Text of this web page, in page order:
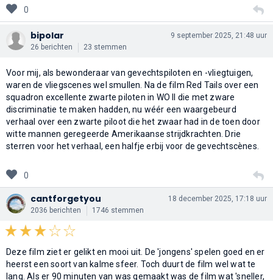
0
bipolar
26 berichten 23 stemmen
9 september 2025, 21:48 uur
Voor mij, als bewonderaar van gevechtspiloten en -vliegtuigen,
waren de vliegscenes wel smullen. Na de film Red Tails over een
squadron excellente zwarte piloten in WO ll die met zware
discriminatie te maken hadden, nu wéér een waargebeurd
verhaal over een zwarte piloot die het zwaar had in de toen door
witte mannen geregeerde Amerikaanse strijdkrachten. Drie
sterren voor het verhaal, een halfje erbij voor de gevechtscènes.
0
cantforgetyou
2036 berichten 1746 stemmen
18 december 2025, 17:18 uur
Deze film ziet er gelikt en mooi uit. De 'jongens' spelen goed en er
heerst een soort van kalme sfeer. Toch duurt de film wel wat te
lang. Als er 90 minuten van was gemaakt was de film wat 'sneller,